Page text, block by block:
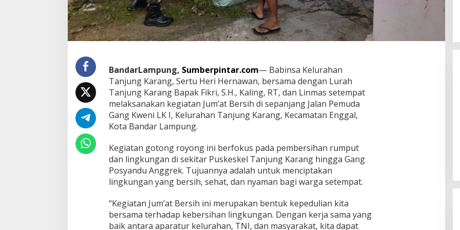
n
a
k
a
m
a
t
B
e
h
u
n
t
k
L
i
BandarLampung, Sumberpintar.com— Babinsa Kelurahan
Tanjung Karang, Sertu Heri Hernawan, bersama dengan Lurah
Tanjung Karang Bapak Fikri, S.H., Kaling, RT, dan Linmas setempat
melaksanakan kegiatan Jum’at Bersih di sepanjang Jalan Pemuda
Gang Kweni LK I, Kelurahan Tanjung Karang, Kecamatan Enggal,
Kota Bandar Lampung.
Kegiatan gotong royong ini berfokus pada pembersihan rumput
dan lingkungan di sekitar Puskeskel Tanjung Karang hingga Gang
Posyandu Anggrek. Tujuannya adalah untuk menciptakan
lingkungan yang bersih, sehat, dan nyaman bagi warga setempat.
“Kegiatan Jum’at Bersih ini merupakan bentuk kepedulian kita
bersama terhadap kebersihan lingkungan. Dengan kerja sama yang
baik antara aparatur kelurahan, TNI, dan masyarakat, kita dapat
Dian Zevanya Sandiata dari
Manado Miliki Bakat Melukis Sejak
Kecil dan Terkendala Biaya
August 7, 2026
RTLH Ibu Nur Hayati Jadi Simbol
Tumbuh di Bukit Pinang Jaya
In Berita, TNI | August 7, 2026
Raden Intan, Dorong Pramuka
Perkuat Karakter Generasi Muda
In Lampung |